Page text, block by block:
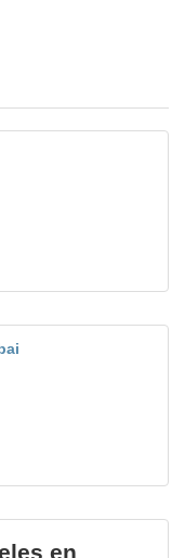
en